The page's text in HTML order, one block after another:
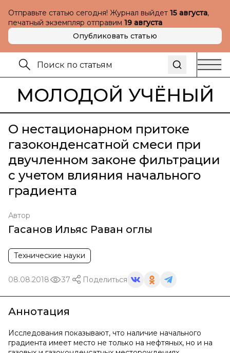
Отправьте статью сегодня! Журнал выйдет 15 августа,
печатный экземпляр отправим 19 августа
Опубликовать статью
МОЛОДОЙ УЧЁНЫЙ
О нестационарном притоке
газоконденсатной смеси при
двучленном законе фильтрации
с учетом влияния начального
градиента
Автор
Гасанов Ильяс Раван оглы
Технические науки
08.08.2018 37 Поделиться
Аннотация
Исследования показывают, что наличие начального
градиента имеет место не только на нефтяных, но и на